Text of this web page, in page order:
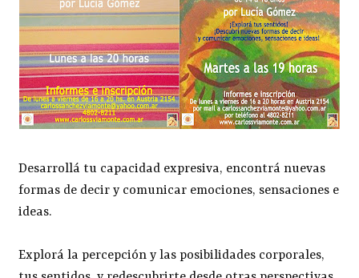
Desarrollá tu capacidad expresiva, encontrá nuevas
formas de decir y comunicar emociones, sensaciones e
ideas.
Explorá la percepción y las posibilidades corporales,